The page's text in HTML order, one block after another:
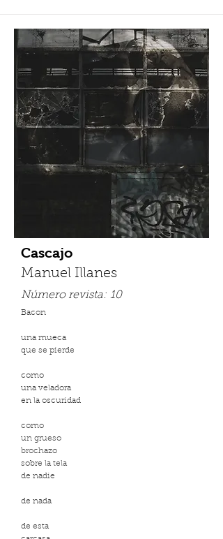
Cascajo
Manuel Illanes
Número revista: 10
Bacon
una mueca
que se pierde
como
una veladora
en la oscuridad
como
un grueso
brochazo
sobre la tela
de nadie
de nada
de esta